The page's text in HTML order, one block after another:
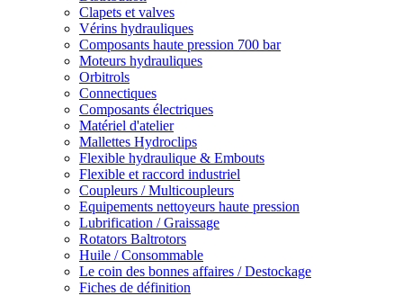
Clapets et valves
Vérins hydrauliques
Composants haute pression 700 bar
Moteurs hydrauliques
Orbitrols
Connectiques
Composants électriques
Matériel d'atelier
Mallettes Hydroclips
Flexible hydraulique & Embouts
Flexible et raccord industriel
Coupleurs / Multicoupleurs
Equipements nettoyeurs haute pression
Lubrification / Graissage
Rotators Baltrotors
Huile / Consommable
Le coin des bonnes affaires / Destockage
Fiches de définition